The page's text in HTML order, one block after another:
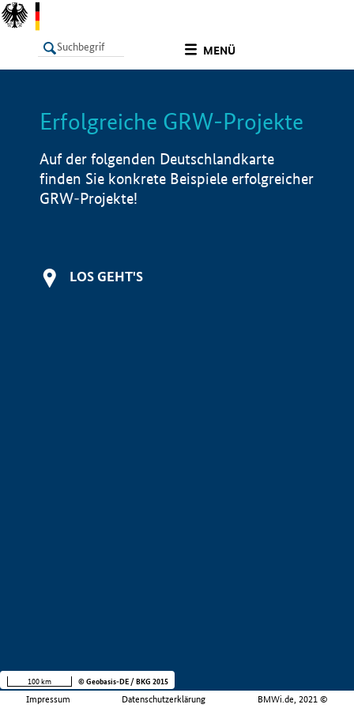
MENÜ
LISTE Info
Erfolgreiche GRW-Projekte
Auf der folgenden Deutschlandkarte
finden Sie konkrete Beispiele erfolgreicher
GRW-Projekte!
LOS GEHT'S
Impressum Datenschutzerklärung BMWi.de, 2021 ©
100 km © Geobasis-DE / BKG 2015